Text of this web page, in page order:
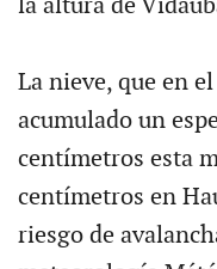
la altura de
La nieve, que en
acumulado un
centímetros esta
centímetros en
riesgo de